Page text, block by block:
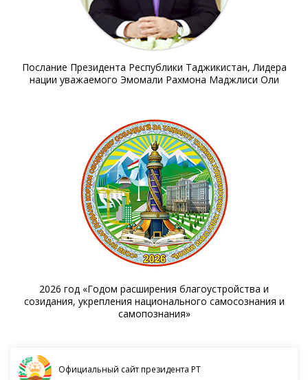
Послание Президента Республики Таджикистан, Лидера
нации уважаемого Эмомали Рахмона Маджлиси Оли
2026 год «Годом расширения благоустройства и
созидания, укрепления национального самосознания и
самопознания»
Официальный сайт президента РТ